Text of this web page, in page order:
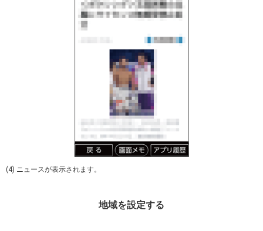
(4) ニュースが表示されます。
地域を設定する